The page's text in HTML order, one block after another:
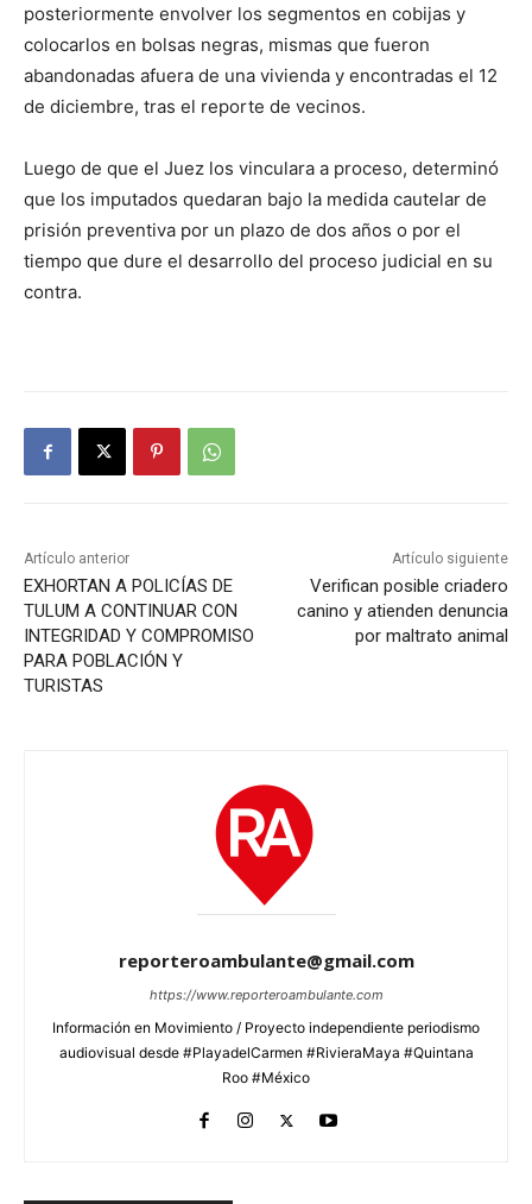
posteriormente envolver los segmentos en cobijas y
colocarlos en bolsas negras, mismas que fueron
abandonadas afuera de una vivienda y encontradas el 12
de diciembre, tras el reporte de vecinos.
Luego de que el Juez los vinculara a proceso, determinó
que los imputados quedaran bajo la medida cautelar de
prisión preventiva por un plazo de dos años o por el
tiempo que dure el desarrollo del proceso judicial en su
contra.
Artículo anterior
EXHORTAN A POLICÍAS DE
TULUM A CONTINUAR CON
INTEGRIDAD Y COMPROMISO
PARA POBLACIÓN Y
TURISTAS
Artículo siguiente
Verifican posible criadero
canino y atienden denuncia
por maltrato animal
reporteroambulante@gmail.com
https://www.reporteroambulante.com
Información en Movimiento / Proyecto independiente periodismo
audiovisual desde #PlayadelCarmen #RivieraMaya #Quintana
Roo #México